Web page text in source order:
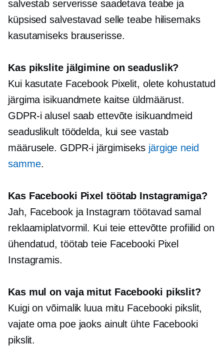
salvestab serverisse saadetava teabe ja
küpsised salvestavad selle teabe hilisemaks
kasutamiseks brauserisse.
Kas pikslite jälgimine on seaduslik?
Kui kasutate Facebook Pixelit, olete kohustatud
järgima isikuandmete kaitse üldmäärust.
GDPR-i alusel saab ettevõte isikuandmeid
seaduslikult töödelda, kui see vastab
määrusele. GDPR-i järgimiseks järgige neid
samme.
Kas Facebooki Pixel töötab Instagramiga?
Jah, Facebook ja Instagram töötavad samal
reklaamiplatvormil. Kui teie ettevõtte profiilid on
ühendatud, töötab teie Facebooki Pixel
Instagramis.
Kas mul on vaja mitut Facebooki pikslit?
Kuigi on võimalik luua mitu Facebooki pikslit,
vajate oma poe jaoks ainult ühte Facebooki
pikslit.